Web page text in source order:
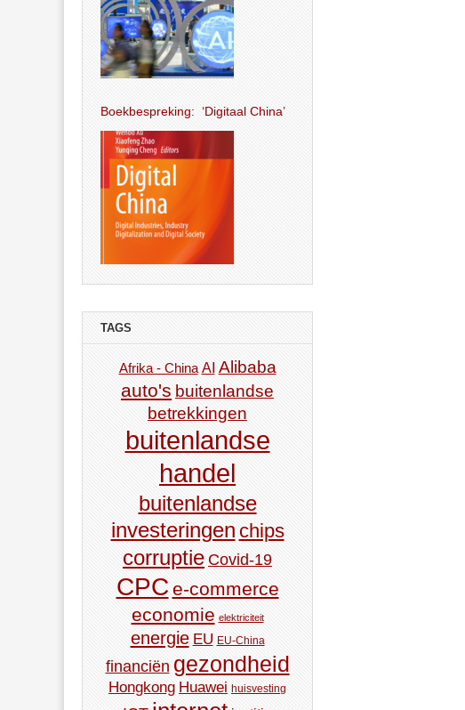
Boekbespreking: ‘Digitaal China’
TAGS
Afrika - China AI Alibaba
auto's buitenlandse
betrekkingen
buitenlandse
handel
buitenlandse
investeringen chips
corruptie Covid-19
CPC e-commerce
economie elektriciteit
energie EU EU-China
financiën gezondheid
Hongkong Huawei huisvesting